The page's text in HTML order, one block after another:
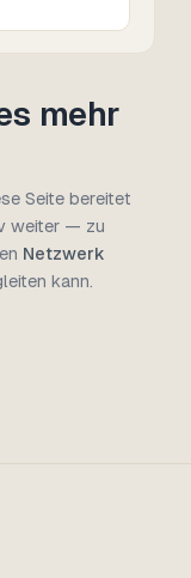
mehr
Seite bereitet
weiter — zu
Netzwerk
kann.